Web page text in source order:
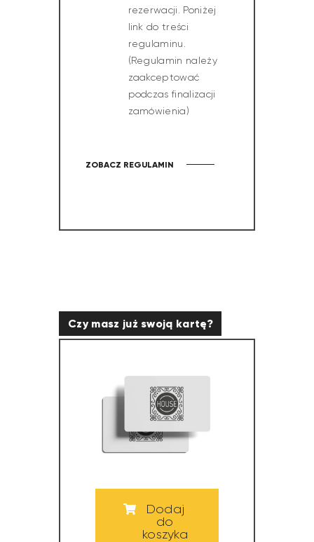
rezerwacji. Poniżej
link do treści
regulaminu.
(Regulamin należy
zaakceptować
podczas finalizacji
zamówienia)
ZOBACZ REGULAMIN
Czy masz już swoją kartę?
Dodaj
do
koszyka